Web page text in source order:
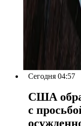
Сегодня 04:57
США
с